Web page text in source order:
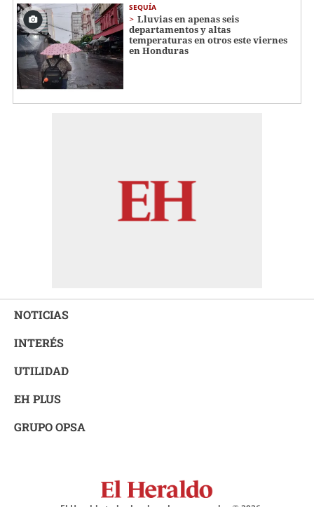
SEQUÍA
Lluvias en apenas seis
departamentos y altas
temperaturas en otros este viernes
en Honduras
NOTICIAS
INTERÉS
UTILIDAD
EH PLUS
GRUPO OPSA